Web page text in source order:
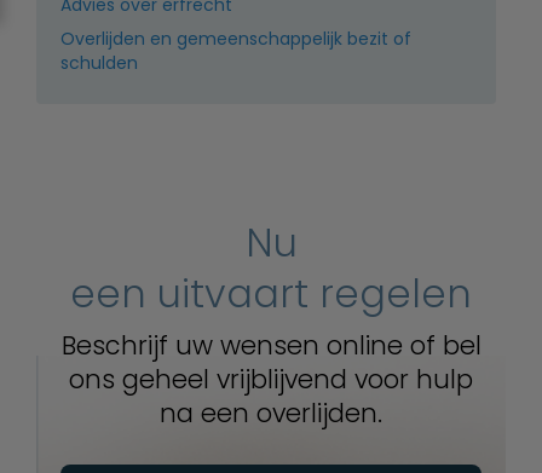
Overlijden en gemeenschappelijk bezit of
schulden
Nu
een uitvaart regelen
Beschrijf uw wensen online of bel
ons geheel vrijblijvend voor hulp
na een overlijden.